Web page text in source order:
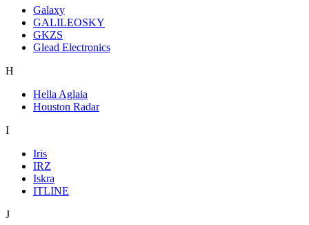
Galaxy
GALILEOSKY
GKZS
Glead Electronics
H
Hella Aglaia
Houston Radar
I
Iris
IRZ
Iskra
ITLINE
J